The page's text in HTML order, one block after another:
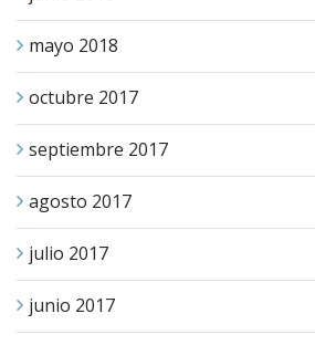
mayo 2018
octubre 2017
septiembre 2017
agosto 2017
julio 2017
junio 2017